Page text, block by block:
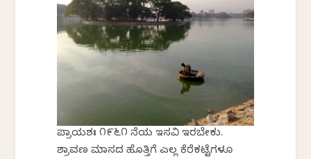
ಪ್ರಾಯಶಃ ೧೯೬೧ ನೆಯ ಇಸವಿ ಇರಬೇಕು.
ಶ್ರಾವಣ ಮಾಸದ ಹೊತ್ತಿಗೆ ಎಲ್ಲ ಕೆರೆಕಟ್ಟೆಗಳೂ